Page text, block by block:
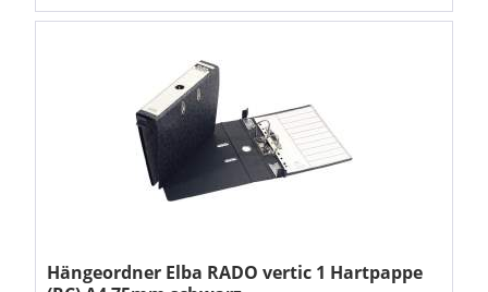
Hängeordner Elba RADO vertic 1 Hartpappe